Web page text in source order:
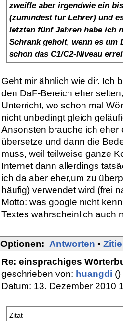
zweifle aber irgendwie ein
(zumindest für Lehrer) und
letzten fünf Jahren habe ich
Schrank geholt, wenn es um
schon das C1/C2-Niveau
Geht mir ähnlich wie dir. Ich
den DaF-Bereich eher
Unterricht, wo schon mal
nicht unbedingt gleich
Ansonsten brauche ich eher
übersetze und dann die
muss, weil teilweise ganze
Internet dann allerdings
ich da aber eher,um zu
häufig) verwendet wird (frei
Motto: was google nicht
Textes wahrscheinlich auch
Optionen: Antworten •
Re: einsprachiges
geschrieben von: huangdi ()
Datum: 13. Dezember 2010
Zitat